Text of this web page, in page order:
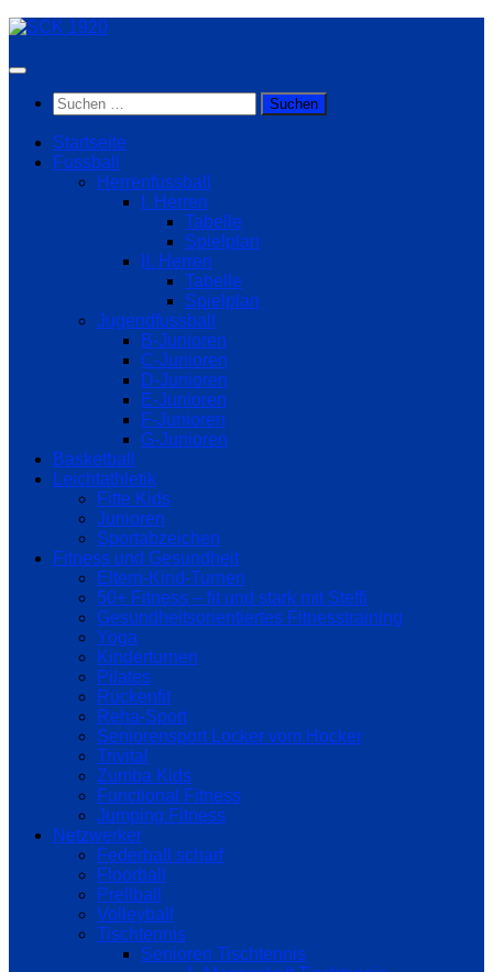
Zum
springen
Suchen
nach:
Startseite
Fussball
Herrenfussball
I. Herren
Tabelle
Spielplan
II. Herren
Tabelle
Spielplan
Jugendfussball
B-Junioren
C-Junioren
D-Junioren
E-Junioren
F-Junioren
G-Junioren
Basketball
Leichtathletik
Fitte Kids
Junioren
Sportabzeichen
Fitness und Gesundheit
Eltern-Kind-Turnen
50+ Fitness – fit und stark mit Steffi
Gesundheitsorientiertes Fitnesstraining
Yoga
Kinderturnen
Pilates
Rückenfit
Reha-Sport
Seniorensport Locker vom Hocker
Trivital
Zumba Kids
Functional Fitness
Jumping Fitness
Netzwerker
Federball scharf
Floorball
Prellball
Volleyball
Tischtennis
Senioren Tischtennis